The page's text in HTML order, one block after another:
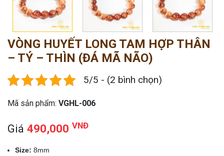
VÒNG HUYẾT LONG TAM HỢP THÂN
– TÝ – THÌN (ĐÁ MÃ NÃO)
5/5 - (2 bình chọn)
Mã sản phẩm: VGHL-006
Giá 490,000 VNĐ
Size: 8mm